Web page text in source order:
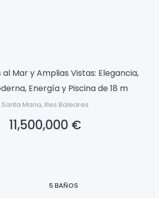
Mar y Amplias Vistas: Elegancia,
Energía y Piscina de 18 m
Santa Maria, Illes Baleares
11,500,000 €
5 BAÑOS